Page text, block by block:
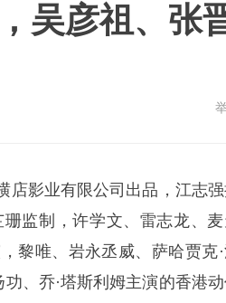
吴彦祖、张
店影业有限公司出品，江志
监制，许学文、雷志龙、
黎唯、岩永丞威、萨哈贾克
、乔·塔斯利姆主演的香港